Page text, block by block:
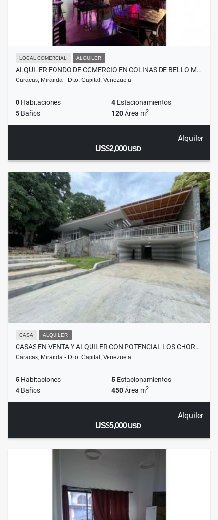
LOCAL COMERCIAL ALQUILER
ALQUILER FONDO DE COMERCIO EN COLINAS DE BELLO M…
Caracas, Miranda - Dtto. Capital, Venezuela
0 Habitaciones 4 Estacionamientos
5 Baños 120Área m2
Alquiler
US$2,000USD
CASA ALQUILER
CASAS EN VENTA Y ALQUILER CON POTENCIAL LOS CHOR…
Caracas, Miranda - Dtto. Capital, Venezuela
5 Habitaciones 5 Estacionamientos
4 Baños 450Área m2
Alquiler
US$5,000USD